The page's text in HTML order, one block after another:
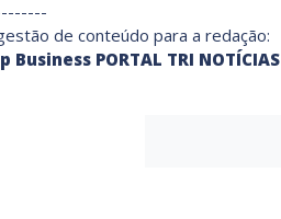
de conteúdo para a redação:
Business PORTAL TRI NOTÍCIAS